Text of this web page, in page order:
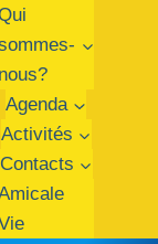
nous?
Agenda
Activités
Contacts